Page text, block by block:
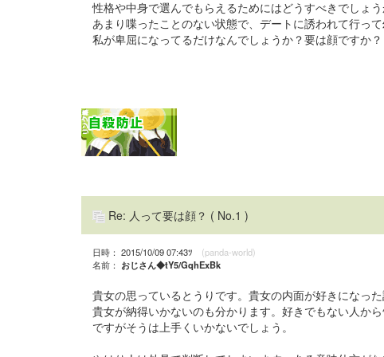
性格や中身で選んでもらえるためにはどうすべきでしょう
あまり喋ったことのない状態で、デートに誘われて行っ
私が卑屈になってるだけなんでしょうか？要は顔ですか？
Re: 人って要は顔？ ( No.1 )
日時： 2015/10/09 07:43ﾂ (panda-world)
名前： おじさん◆tY5/GqhExBk
貴女の思っているとうりです。貴女の内面が好きになった
貴女が納得いかないのも分かります。好きでもない人か
ですがそうは上手くいかないでしょう。